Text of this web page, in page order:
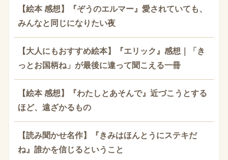
【絵本 感想】『ぞうのエルマー』愛されていても、
みんなと同じになりたい夜
【大人にもおすすめ絵本】『エリック』感想｜「き
っとお国柄ね」が最後に違って聞こえる一冊
【絵本 感想】『わたしとあそんで』近づこうとする
ほど、遠ざかるもの
【読み聞かせ名作】『きみはほんとうにステキだ
ね』誰かを信じるということ